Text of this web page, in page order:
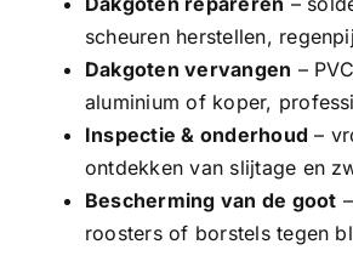
scheuren herstellen,
Dakgoten vervangen – PVC
aluminium of koper,
Inspectie & onderhoud –
ontdekken van slijtage en
Bescherming van de goot
roosters of borstels tegen